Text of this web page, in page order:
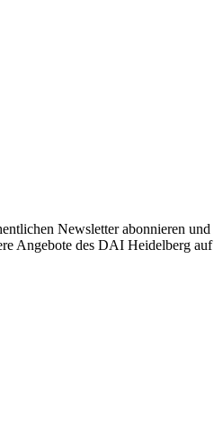
Newsletter abonnieren und
Angebote des DAI Heidelberg auf